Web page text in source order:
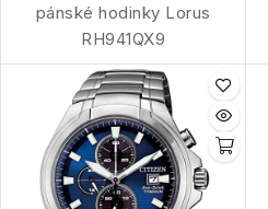
pánské hodinky Lorus
RH941QX9